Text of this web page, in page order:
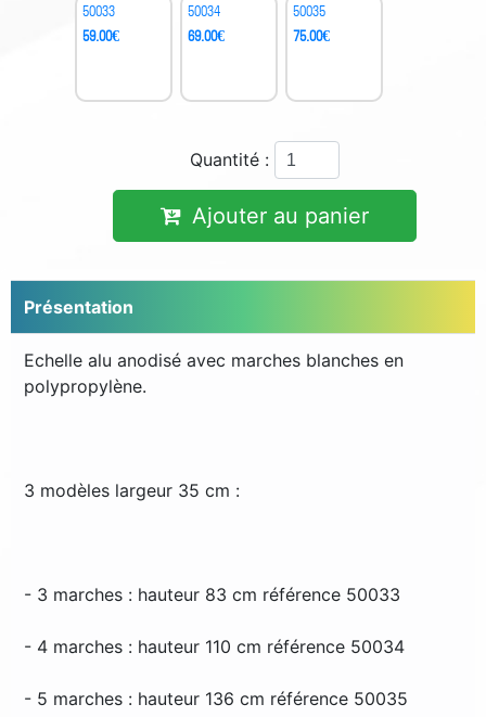
50033
59.00€
50034
69.00€
50035
75.00€
Quantité :
Ajouter au panier
Présentation
Echelle alu anodisé avec marches blanches en
polypropylène.
3 modèles largeur 35 cm :
- 3 marches : hauteur 83 cm référence 50033
- 4 marches : hauteur 110 cm référence 50034
- 5 marches : hauteur 136 cm référence 50035